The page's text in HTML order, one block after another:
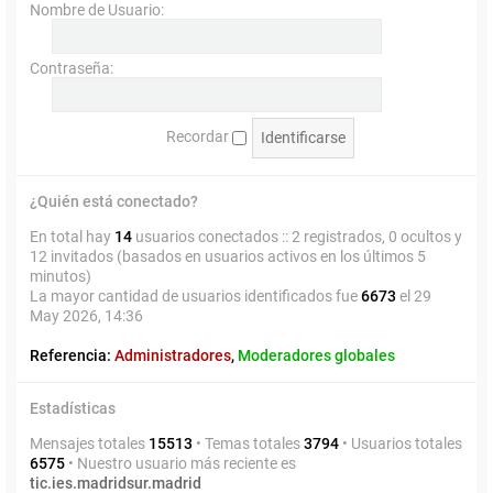
Nombre de Usuario:
Contraseña:
Recordar
¿Quién está conectado?
En total hay 14 usuarios conectados :: 2 registrados, 0 ocultos y
12 invitados (basados en usuarios activos en los últimos 5
minutos)
La mayor cantidad de usuarios identificados fue6673 el 29
May 2026, 14:36
Referencia: Administradores, Moderadores globales
Estadísticas
Mensajes totales 15513 • Temas totales3794 • Usuarios totales
6575 • Nuestro usuario más reciente es
tic.ies.madridsur.madrid